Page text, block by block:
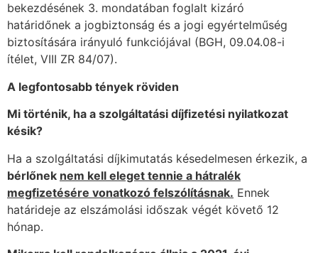
bekezdésének 3. mondatában foglalt kizáró
határidőnek a jogbiztonság és a jogi egyértelműség
biztosítására irányuló funkciójával (BGH, 09.04.08-i
ítélet, VIII ZR 84/07).
A legfontosabb tények röviden
Mi történik, ha a szolgáltatási díjfizetési nyilatkozat
késik?
Ha a szolgáltatási díjkimutatás késedelmesen érkezik, a
bérlőnek nem kell eleget tennie a hátralék
megfizetésére vonatkozó felszólításnak. Ennek
határideje az elszámolási időszak végét követő 12
hónap.